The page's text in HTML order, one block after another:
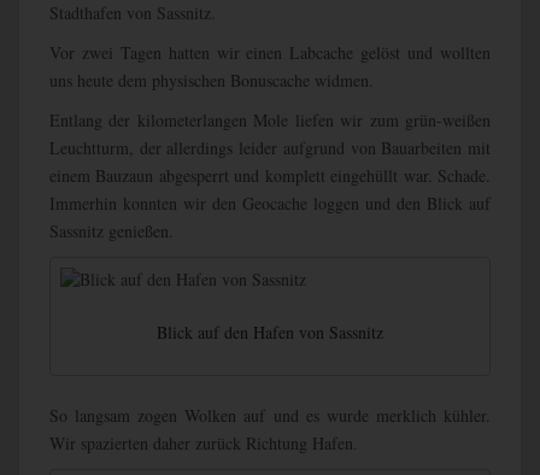
Stadthafen von Sassnitz.
Vor zwei Tagen hatten wir einen Labcache gelöst und wollten
uns heute dem physischen Bonuscache widmen.
Entlang der kilometerlangen Mole liefen wir zum grün-weißen
Leuchtturm, der allerdings leider aufgrund von Bauarbeiten mit
einem Bauzaun abgesperrt und komplett eingehüllt war. Schade.
Immerhin konnten wir den Geocache loggen und den Blick auf
Sassnitz genießen.
Blick auf den Hafen von Sassnitz
So langsam zogen Wolken auf und es wurde merklich kühler.
Wir spazierten daher zurück Richtung Hafen.